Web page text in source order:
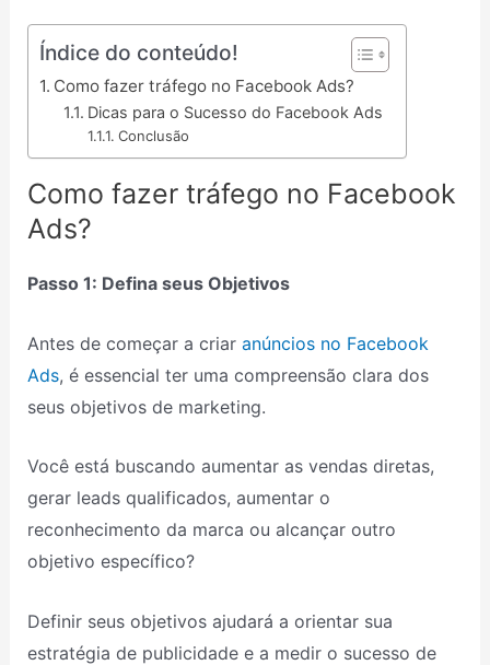
Índice do conteúdo!
Como fazer tráfego no Facebook Ads?
Dicas para o Sucesso do Facebook Ads
Conclusão
Como fazer tráfego no Facebook
Ads?
Passo 1: Defina seus Objetivos
Antes de começar a criar anúncios no Facebook
Ads, é essencial ter uma compreensão clara dos
seus objetivos de marketing.
Você está buscando aumentar as vendas diretas,
gerar leads qualificados, aumentar o
reconhecimento da marca ou alcançar outro
objetivo específico?
Definir seus objetivos ajudará a orientar sua
estratégia de publicidade e a medir o sucesso de